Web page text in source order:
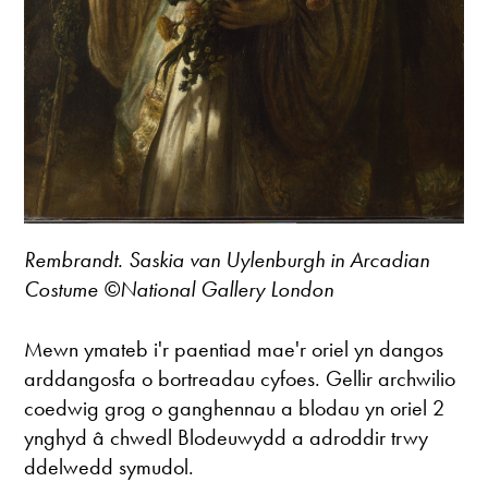
Rembrandt. Saskia van Uylenburgh in Arcadian
Costume ©National Gallery London
Mewn ymateb i'r paentiad mae'r oriel yn dangos
arddangosfa o bortreadau cyfoes. Gellir archwilio
coedwig grog o ganghennau a blodau yn oriel 2
ynghyd â chwedl Blodeuwydd a adroddir trwy
ddelwedd symudol.